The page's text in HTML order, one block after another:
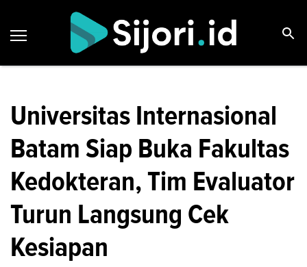
Universitas Internasional
Batam Siap Buka Fakultas
Kedokteran, Tim Evaluator
Turun Langsung Cek
Kesiapan